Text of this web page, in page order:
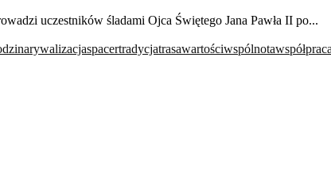
uczestników śladami Ojca Świętego Jana Pawła II po...
rywalizacjaspacertradycjatrasawartościwspólnota